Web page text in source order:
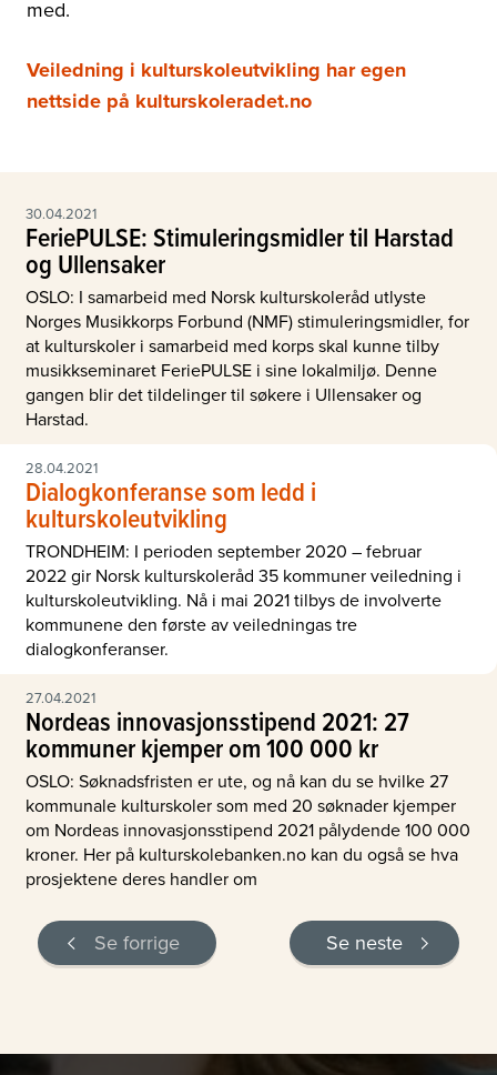
med.
Veiledning i kulturskoleutvikling har egen
nettside på kulturskoleradet.no
30.04.2021
FeriePULSE: Stimuleringsmidler til Harstad
og Ullensaker
OSLO: I samarbeid med Norsk kulturskoleråd utlyste
Norges Musikkorps Forbund (NMF) stimuleringsmidler, for
at kulturskoler i samarbeid med korps skal kunne tilby
musikkseminaret FeriePULSE i sine lokalmiljø. Denne
gangen blir det tildelinger til søkere i Ullensaker og
Harstad.
28.04.2021
Dialogkonferanse som ledd i
kulturskoleutvikling
TRONDHEIM: I perioden september 2020 – februar
2022 gir Norsk kulturskoleråd 35 kommuner veiledning i
kulturskoleutvikling. Nå i mai 2021 tilbys de involverte
kommunene den første av veiledningas tre
dialogkonferanser.
27.04.2021
Nordeas innovasjonsstipend 2021: 27
kommuner kjemper om 100 000 kr
OSLO: Søknadsfristen er ute, og nå kan du se hvilke 27
kommunale kulturskoler som med 20 søknader kjemper
om Nordeas innovasjonsstipend 2021 pålydende 100 000
kroner. Her på kulturskolebanken.no kan du også se hva
prosjektene deres handler om
Se forrige Se neste